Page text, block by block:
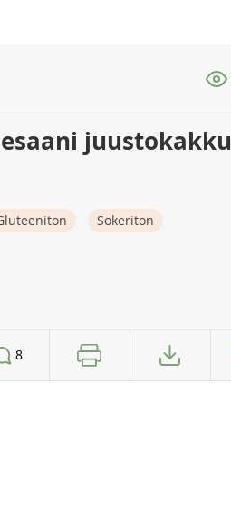
juustokakku
Sokeriton
8